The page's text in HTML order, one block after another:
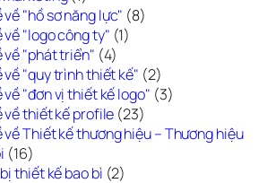
về "hồ sơ năng lực" (8)
về "logo công ty" (1)
về "phát triển" (4)
về "quy trình thiết kế" (2)
về "đơn vị thiết kế logo" (3)
về thiết kế profile (23)
về Thiết kế thương hiệu – Thương hiệu
(16)
thiết kế bao bì (2)